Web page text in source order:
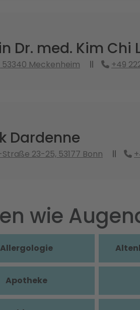
Dr. med. Kim Chi
Meckenheim +49
Dardenne
23-25, 53177 Bonn
wie
Allergologie
Apotheke